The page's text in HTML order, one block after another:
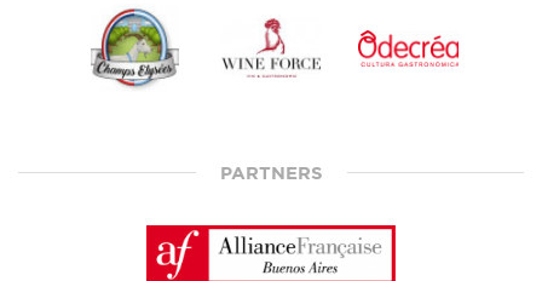
PARTNERS